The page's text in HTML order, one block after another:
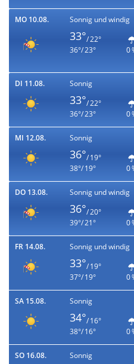
MO 10.08. Sonnig und windig
33°/ 22°
36°/ 23°
0
DI 11.08. Sonnig
33°/ 22°
36°/ 23°
0
MI 12.08. Sonnig
36°/ 19°
38°/ 19°
0
DO 13.08. Sonnig und windig
36°/ 20°
39°/ 21°
0
FR 14.08. Sonnig und windig
33°/ 19°
37°/ 19°
0
SA 15.08. Sonnig
34°/ 16°
38°/ 16°
0
SO 16.08. Sonnig